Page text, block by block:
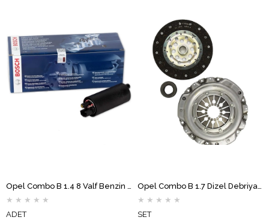
Opel Combo B 1.4 8 Valf Benzin Pompası BOSCH
★ ★ ★ ★ ★
ADET
Opel Combo B 1.7 Dizel Debriyaj Seti MAPA
★ ★ ★ ★ ★
SET